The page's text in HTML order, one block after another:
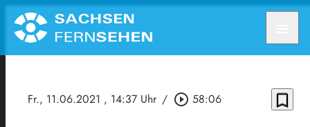
Fr., 11.06.2021 , 14:37 Uhr / play_circle_outline 58:06 bookmark_border